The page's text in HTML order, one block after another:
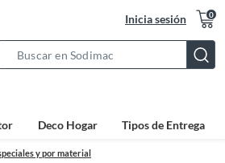
Inicia sesión 0
Bar
Deco Hogar Tipos de Entrega
y por material